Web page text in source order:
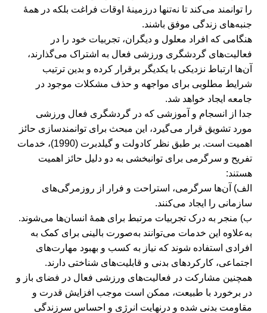
را توانمند می‌کند تا نه‌تنها درزمینۀ اوقات فراغت بلکه در همۀ
جنبه‌های زندگی موفق باشند.
هنگامی که افراد معلول و دیگران، تجربیات خود را در
فعالیت‌های گردشگری ورزشی فعال به اشتراک می‌گذارند،
آن‌ها ارتباط نزدیکی با یکدیگر برقرار کرده و بدین ترتیب
شرایط مطلوبی برای مواجهه و حذف مشکلات موجود در
جامعه ایجاد خواهد شد.
جدا از انسجام و آموزشی که در گردشگری فعال ورزشی
مورد تشویق قرار می‌گیرد، این مبحث برای توانمندسازی حائز
اهمیت است. بر طبق نظر کادولت و گیلدبرت (1990)، خدمات
تفریح و سرگرمی برای توانبخشی به دو دلیل حائز اهمیت
هستند:
الف) آن‌ها سرگرمی، استراحت و فرار از روزمرگی‌های
سازمانی را ایجاد می‌کنند.
ب) منجر به درک تجربیات مرتبط برای همۀ انسان‌ها می‌شوند.
به‌علاوه این خدمات می‌توانند به‌صورت بالینی برای کمک به
افرادی استفاده شوند که نیاز به کسب و بهبود مهارت‌های
اجتماعی، کارکردهای بدنی و قابلیت‌های شناختی دارند.
همچنین مشارکت در فعالیت‌های ورزشی فعال در فضای باز و
در برخورد با طبیعت، ممکن است موجب افزایش قدرت و
مقاومت بدنی شده و درنهایت انرژی و احساس سرزندگی